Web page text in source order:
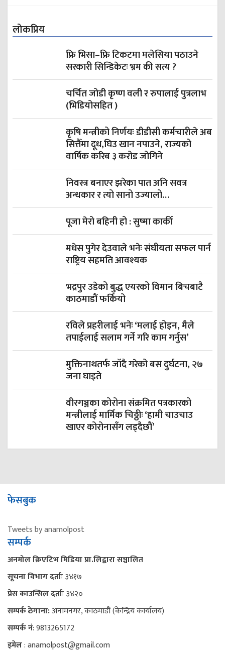
लोकप्रिय
फ्रि भिसा–फ्रि टिकटमा मलेसिया पठाउने
सरकारी सिन्डिकेटः भ्रम की सत्य ?
चर्चित जोडी कृष्ण वली र रुपालाई पुत्रलाभ
(भिडियोसहित )
कृषि मन्त्रीको निर्णयः डीडीसी कर्मचारीले अब
सित्तैँमा दूध,घिउ खान नपाउने, राज्यको
वार्षिक करिब ३ करोड जोगिने
निवस्त्र बनाएर झरेका पात अनि सवत्र
अन्धकार र त्यो सानो उज्यालो…
पूजा मेरो बहिनी हो : सुष्मा कार्की
मधेस पुगेर देउवाले भनेः संघीयता सफल पार्न
राष्ट्रिय सहमति आवश्यक
भद्रपुर उडेको बुद्ध एयरको विमान बिचबाटै
काठमाडौं फर्कियो
रविले प्रहरीलाई भनेः ‘मलाई होइन, मैले
तपाईलाई सलाम गर्ने गरि काम गर्नुस’
मुक्तिनाथतर्फ जाँदै गरेको बस दुर्घटना, २७
जना घाइते
वीरगञ्जका कोरोना संक्रमित पत्रकारको
मन्त्रीलाई मार्मिक चिठ्ठीः ‘हामी चाउचाउ
खाएर कोरोनासँग लड्दैछौं’
फेसबुक
Tweets by anamolpost
सम्पर्क
अनमोल क्रिएटिभ मिडिया प्रा.लिद्वारा सञ्चालित
सूचना विभाग दर्ताः३४१७
प्रेस काउन्सिल दर्ताः३४२०
सम्पर्क ठेगाना:अनामनगर, काठमाडौं (केन्द्रिय कार्यालय)
सम्पर्क नं: 9813265172
इमेल: anamolpost@gmail.com